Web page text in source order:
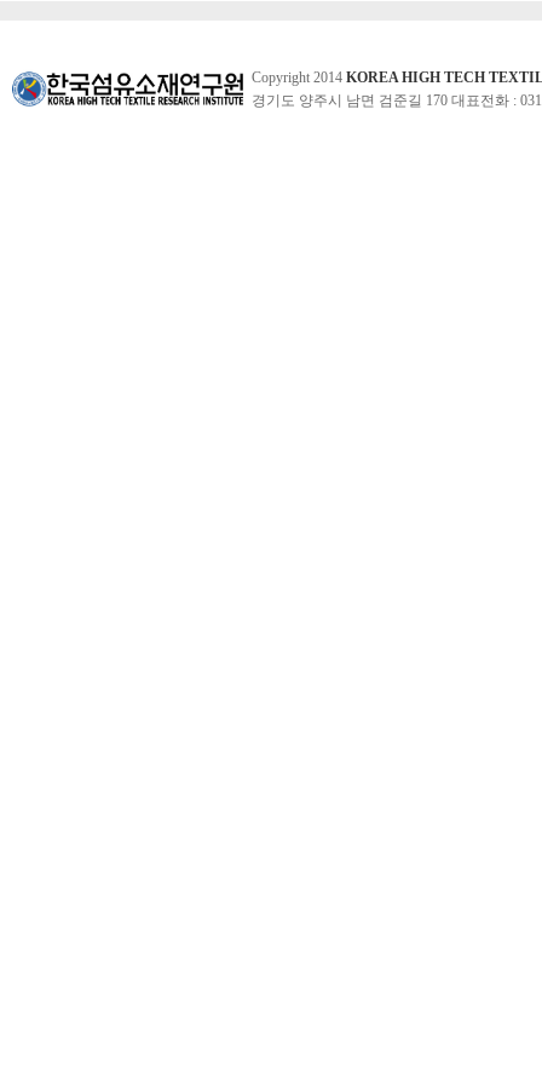
Copyright 2014 KOREA HIGH TECH
경기도 양주시 남면 검준길 170 대표전화 :